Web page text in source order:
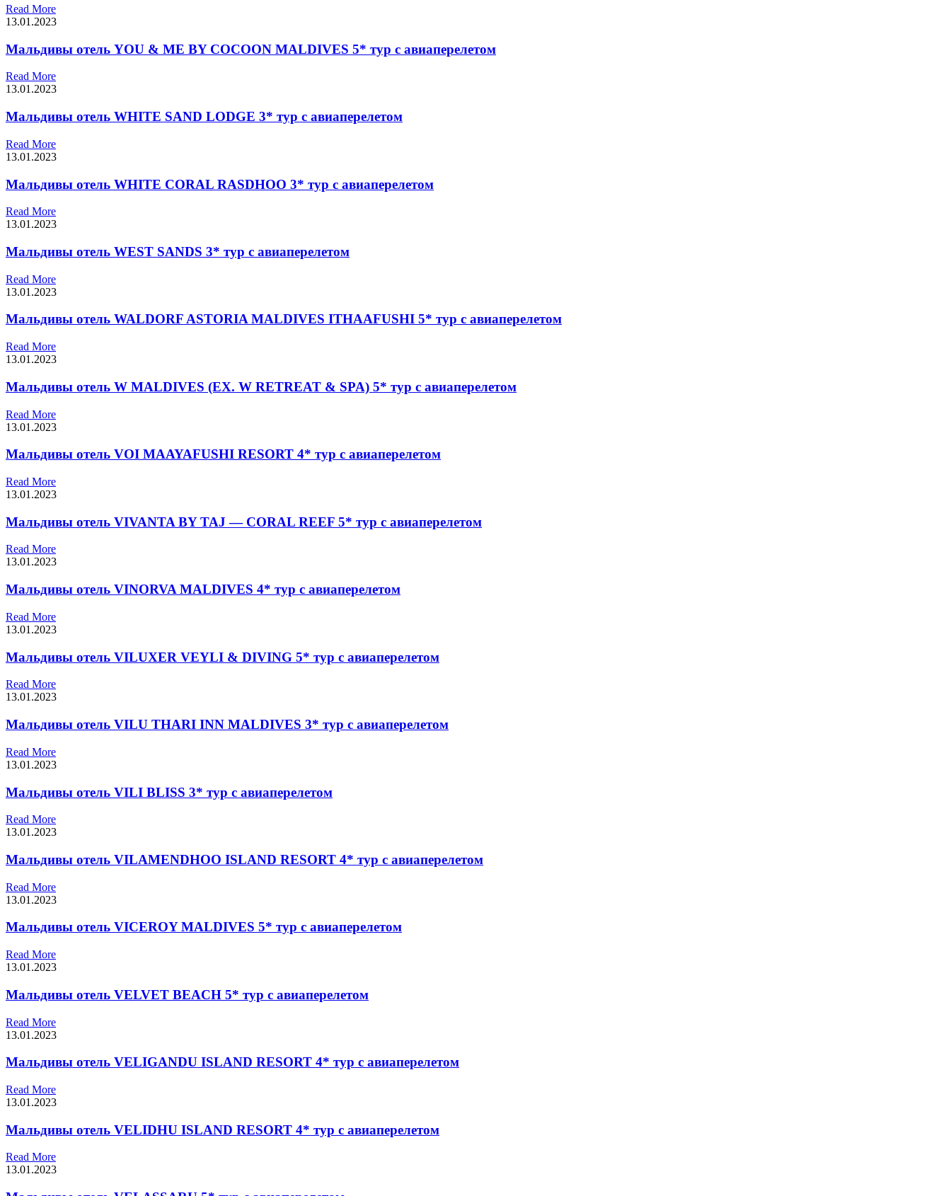
Read More
13.01.2023
Мальдивы отель YOU & ME BY COCOON MALDIVES 5* тур с авиаперелетом
Read More
13.01.2023
Мальдивы отель WHITE SAND LODGE 3* тур с авиаперелетом
Read More
13.01.2023
Мальдивы отель WHITE CORAL RASDHOO 3* тур с авиаперелетом
Read More
13.01.2023
Мальдивы отель WEST SANDS 3* тур с авиаперелетом
Read More
13.01.2023
Мальдивы отель WALDORF ASTORIA MALDIVES ITHAAFUSHI 5* тур с авиаперелетом
Read More
13.01.2023
Мальдивы отель W MALDIVES (EX. W RETREAT & SPA) 5* тур с авиаперелетом
Read More
13.01.2023
Мальдивы отель VOI MAAYAFUSHI RESORT 4* тур с авиаперелетом
Read More
13.01.2023
Мальдивы отель VIVANTA BY TAJ — CORAL REEF 5* тур с авиаперелетом
Read More
13.01.2023
Мальдивы отель VINORVA MALDIVES 4* тур с авиаперелетом
Read More
13.01.2023
Мальдивы отель VILUXER VEYLI & DIVING 5* тур с авиаперелетом
Read More
13.01.2023
Мальдивы отель VILU THARI INN MALDIVES 3* тур с авиаперелетом
Read More
13.01.2023
Мальдивы отель VILI BLISS 3* тур с авиаперелетом
Read More
13.01.2023
Мальдивы отель VILAMENDHOO ISLAND RESORT 4* тур с авиаперелетом
Read More
13.01.2023
Мальдивы отель VICEROY MALDIVES 5* тур с авиаперелетом
Read More
13.01.2023
Мальдивы отель VELVET BEACH 5* тур с авиаперелетом
Read More
13.01.2023
Мальдивы отель VELIGANDU ISLAND RESORT 4* тур с авиаперелетом
Read More
13.01.2023
Мальдивы отель VELIDHU ISLAND RESORT 4* тур с авиаперелетом
Read More
13.01.2023